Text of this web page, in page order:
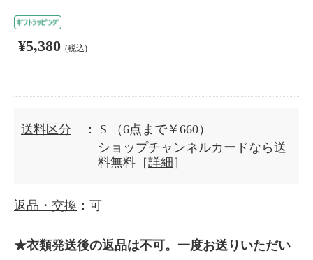
¥5,380 (税込)
送料区分 ： S
（6点まで￥660）
ショップチャンネルカードなら送
料無料［詳細 ］
返品・交換 ：可
★衣類発送後の返品は不可。一度お送りいただい